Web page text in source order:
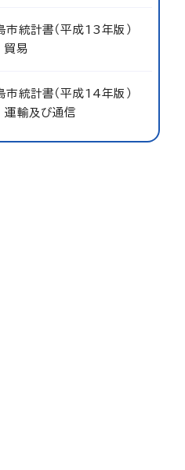
市統計書（平成13年版）
易
市統計書（平成14年版）
輸及び通信